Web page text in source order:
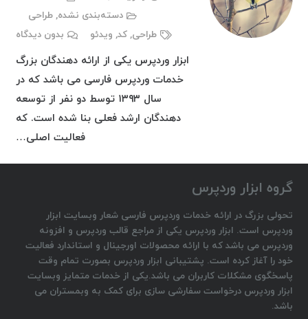
دسته‌بندی نشده,طراحی
طراحی,کد, ویدئو بدون دیدگاه
ابزار وردپرس یکی از ارائه دهندگان بزرگ
خدمات وردپرس فارسی می باشد که در
سال ۱۳۹۳ توسط دو نفر از توسعه
دهندگان ارشد فعلی بنا شده است. که
فعالیت اصلی…
گروه ابزار وردپرس
تحولی بزرگ در ارائه خدمات وردپرس فارسی شعار وبسایت ابزار
وردپرس است. ابزار وردپرس یکی از مراجع قالب وردپرس و افزونه
وردپرس می باشد که با ارائه محصولات اورجینال و استاندارد فعالیت
خود را آغاز کرده است. پشتیبانی ابزار وردپرس بصورت تمام وقت
پاسخگوی مشکلات کاربران می باشد.یکی از خدمات متمایز وبسایت
ابزار وردپرس درخواست سفارشی سازی برای کمک به وبمستران می
باشد.